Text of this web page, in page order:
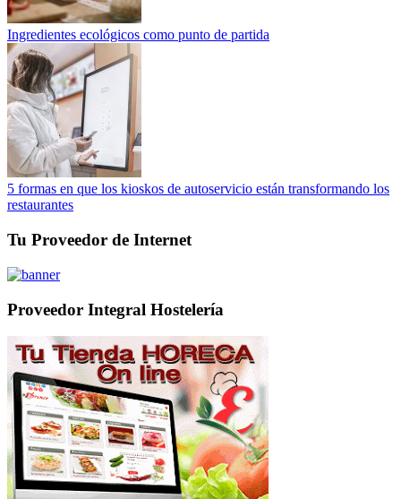
Ingredientes ecológicos como punto de partida
5 formas en que los kioskos de autoservicio están transformando los
restaurantes
Tu Proveedor de Internet
Proveedor Integral Hostelería